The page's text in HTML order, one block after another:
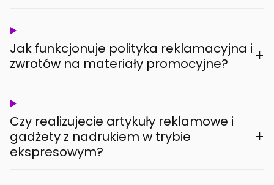
Jak funkcjonuje polityka reklamacyjna i
zwrotów na materiały promocyjne?
+
Czy realizujecie artykuły reklamowe i
gadżety z nadrukiem w trybie
ekspresowym?
+